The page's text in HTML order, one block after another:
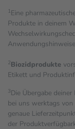
1Eine
Produkte in deinem
2Biozidprodukte
Etikett und
3Die Übergabe
bei uns werktags
genaue
der